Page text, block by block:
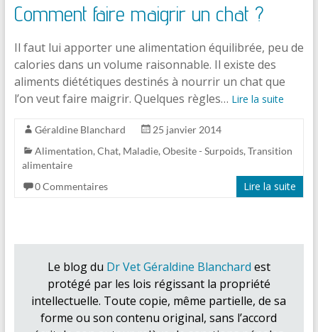
Comment faire maigrir un chat ?
Il faut lui apporter une alimentation équilibrée, peu de
calories dans un volume raisonnable. Il existe des
aliments diététiques destinés à nourrir un chat que
l’on veut faire maigrir. Quelques règles… Lire la suite
Géraldine Blanchard
25 janvier 2014
Alimentation, Chat, Maladie, Obesite - Surpoids, Transition
alimentaire
0 Commentaires
Lire la suite
Le blog du Dr Vet Géraldine Blanchard est
protégé par les lois régissant la propriété
intellectuelle. Toute copie, même partielle, de sa
forme ou son contenu original, sans l’accord